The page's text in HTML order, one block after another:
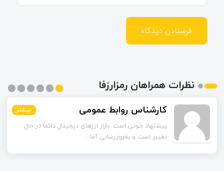
نظرات همراهان رمزارزفا
کارشناس روابط عمومی بیشتر
پیشنهاد خوبی است. بازار ارزهای دیجیتال دائماً در حال
تغییر است و به‌روزرسانی آما...
بیشتر
بیشتر
بیشتر
بیشتر
بیشتر